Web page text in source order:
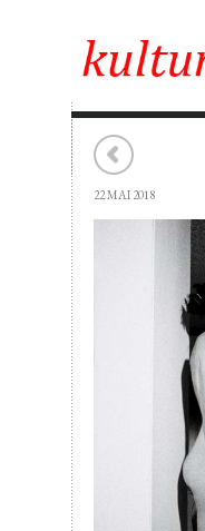
22 MAI 2018